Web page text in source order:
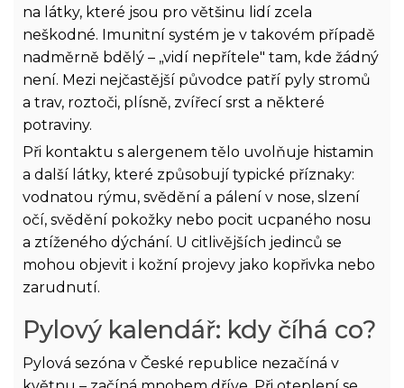
na látky, které jsou pro většinu lidí zcela
neškodné. Imunitní systém je v takovém případě
nadměrně bdělý – „vidí nepřítele" tam, kde žádný
není. Mezi nejčastější původce patří pyly stromů
a trav, roztoči, plísně, zvířecí srst a některé
potraviny.
Při kontaktu s alergenem tělo uvolňuje histamin
a další látky, které způsobují typické příznaky:
vodnatou rýmu, svědění a pálení v nose, slzení
očí, svědění pokožky nebo pocit ucpaného nosu
a ztíženého dýchání. U citlivějších jedinců se
mohou objevit i kožní projevy jako kopřivka nebo
zarudnutí.
Pylový kalendář: kdy číhá co?
Pylová sezóna v České republice nezačíná v